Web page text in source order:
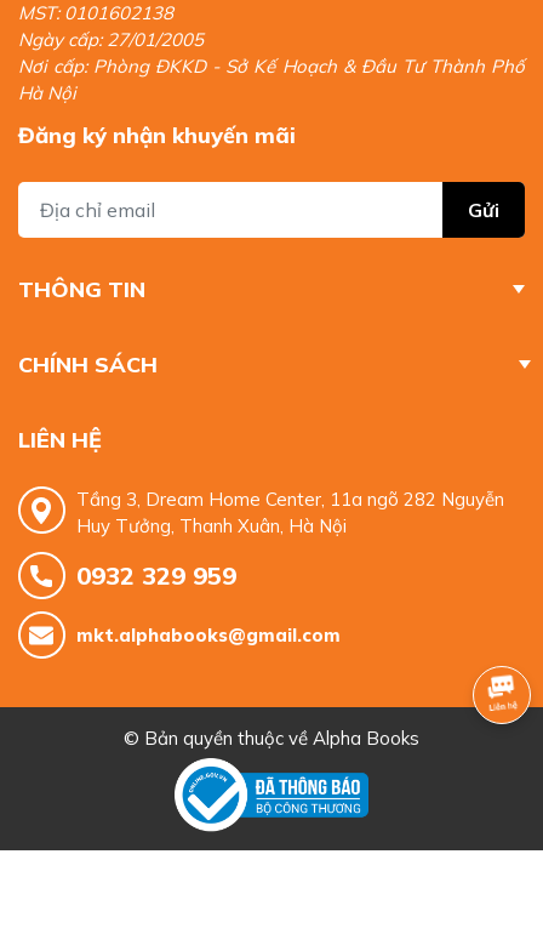
MST: 0101602138
Ngày cấp: 27/01/2005
Nơi cấp: Phòng ĐKKD - Sở Kế Hoạch & Đầu Tư Thành Phố
Hà Nội
Đăng ký nhận khuyến mãi
Gửi
THÔNG TIN
CHÍNH SÁCH
LIÊN HỆ
Tầng 3, Dream Home Center, 11a ngõ 282 Nguyễn
Huy Tưởng, Thanh Xuân, Hà Nội
0932 329 959
mkt.alphabooks@gmail.com
© Bản quyền thuộc về Alpha Books